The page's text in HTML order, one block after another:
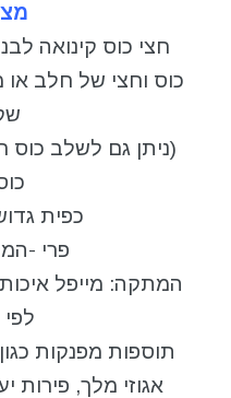
חצי כוס קינואה לבנה
כוס וחצי של חלב או
(ניתן גם לשלב כוס
כפית
פרי -
המתקה: מייפל
תוספות מפנקות
אגוזי מלך, פירות